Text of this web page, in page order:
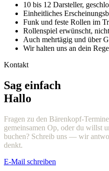
10 bis 12 Darsteller,
Einheitliches
Funk und feste Rollen im
Rollenspiel erwünscht,
Auch mehrtägig und über
Wir halten uns an dein
Kontakt
Sag einfach
Hallo
Fragen zu den Bärenkopf-
gemeinsamen Op, oder du willst
buchen? Schreib uns — wir
denkt.
E-Mail schreiben